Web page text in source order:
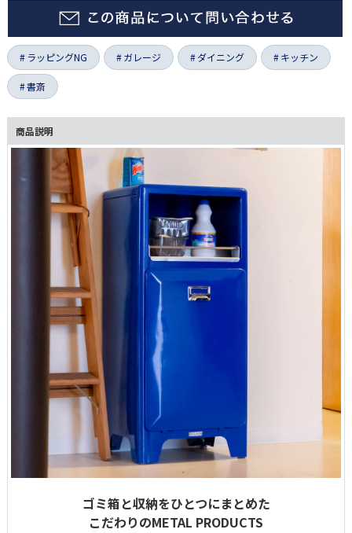
ラッピングNG ガレージ ダイニング キッチン
書斎
商品説明
ゴミ箱と収納をひとつにまとめた
こだわりのMETAL PRODUCTS